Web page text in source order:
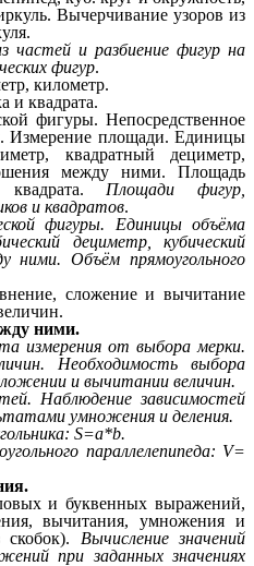
Вычерчивание узоров из
частей и разбиение фигур на
фигур.
километр.
квадрата.
фигуры. Непосредственное
Измерение площади. Единицы
квадратный дециметр,
между ними. Площадь
квадрата. Площади фигур,
и квадратов.
фигуры. Единицы объёма
дециметр, кубический
Объём прямоугольного
сложение и вычитание
ними.
измерения от выбора мерки.
Необходимость выбора
и вычитании величин.
Наблюдение зависимостей
умножения и деления.
S=a*b.
параллелепипеда: V=
и буквенных выражений,
вычитания, умножения и
Вычисление значений
при заданных значениях